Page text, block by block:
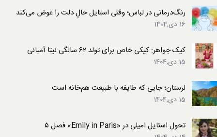
رنگ‌درمانی در لباس؛ وقتی استایل حالِ دلت را عوض می‌کند
16 دی,1404
کیک جواهر: کیکی خاص برای تولد ۶۲ سالگی نیتا آمبانی
15 دی,1404
لرستان؛ جایی که طایفه با طبیعت هم‌خانه است
15 دی,1404
تحول استایل امیلی در «Emily in Paris» فصل ۵